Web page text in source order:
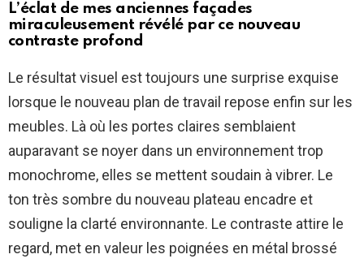
L’éclat de mes anciennes façades
miraculeusement révélé par ce nouveau
contraste profond
Le résultat visuel est toujours une surprise exquise
lorsque le nouveau plan de travail repose enfin sur les
meubles. Là où les portes claires semblaient
auparavant se noyer dans un environnement trop
monochrome, elles se mettent soudain à vibrer. Le
ton très sombre du nouveau plateau encadre et
souligne la clarté environnante. Le contraste attire le
regard, met en valeur les poignées en métal brossé